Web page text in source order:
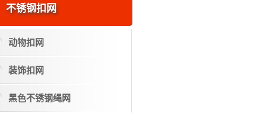
不锈钢扣网
动物扣网
装饰扣网
黑色不锈钢绳网